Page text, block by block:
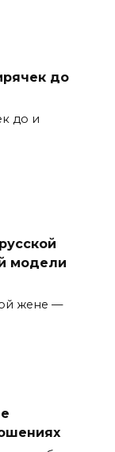
до
до и
модели
жене —